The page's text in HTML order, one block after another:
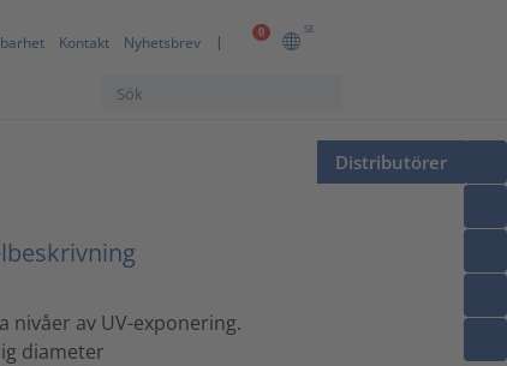
0 SE
Kontakt Nyhetsbrev
Distributörer
av UV-exponering.
diameter